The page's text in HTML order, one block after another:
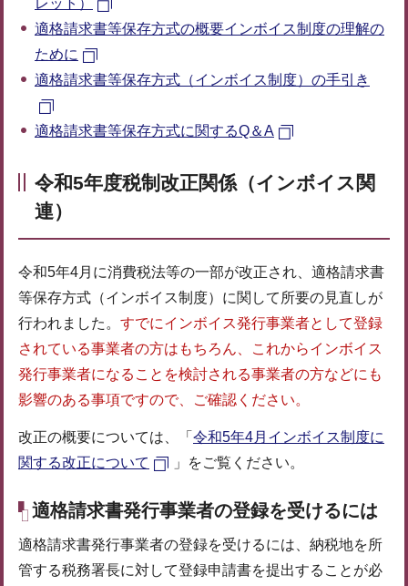
レット）
適格請求書等保存方式の概要インボイス制度の理解の
ために
適格請求書等保存方式（インボイス制度）の手引き
適格請求書等保存方式に関するQ＆A
令和5年度税制改正関係（インボイス関
連）
令和5年4月に消費税法等の一部が改正され、適格請求書
等保存方式（インボイス制度）に関して所要の見直しが
行われました。 すでにインボイス発行事業者として登録
されている事業者の方はもちろん、これからインボイス
発行事業者になることを検討される事業者の方などにも
影響のある事項ですので、ご確認ください。
改正の概要については、「 令和5年4月インボイス制度に
関する改正について
」をご覧ください。
適格請求書発行事業者の登録を受けるには
適格請求書発行事業者の登録を受けるには、納税地を所
管する税務署長に対して登録申請書を提出することが必